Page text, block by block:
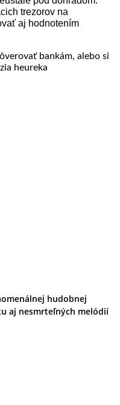
trezorov na
aj hodnotením
hudobnej
aj nesmrteľných melódií